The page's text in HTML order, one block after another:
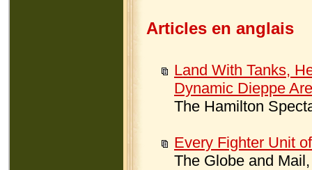
Articles en anglais
Land With Tanks,
Dynamic Dieppe
The Hamilton
Every Fighter Unit
The Globe and